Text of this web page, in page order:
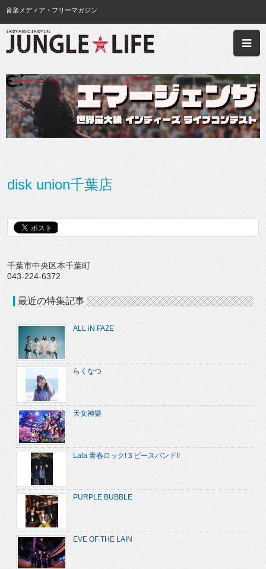
音楽メディア・フリーマガジン
disk union千葉店
千葉市中央区本千葉町
043-224-6372
最近の特集記事
ALL iN FAZE
らくなつ
天女神樂
Lala 青春ロック!３ピースバンド!!
PURPLE BUBBLE
EVE OF THE LAIN